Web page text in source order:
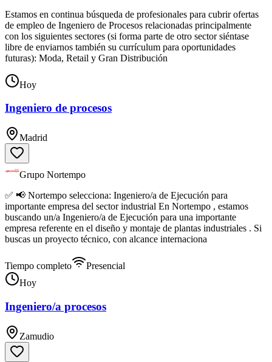
Estamos en continua búsqueda de profesionales para cubrir ofertas
de empleo de Ingeniero de Procesos relacionadas principalmente
con los siguientes sectores (si forma parte de otro sector siéntase
libre de enviarnos también su currículum para oportunidades
futuras): Moda, Retail y Gran Distribución
Hoy
Ingeniero de procesos
Madrid
Grupo Nortempo
✅ 📢 Nortempo selecciona: Ingeniero/a de Ejecución para
importante empresa del sector industrial En Nortempo , estamos
buscando un/a Ingeniero/a de Ejecución para una importante
empresa referente en el diseño y montaje de plantas industriales . Si
buscas un proyecto técnico, con alcance internaciona
Tiempo completo
Presencial
Hoy
Ingeniero/a procesos
Zamudio